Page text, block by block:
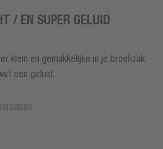
/ EN SUPER GELUID
klein en gemakkelijke in je broekzak
een geluid.